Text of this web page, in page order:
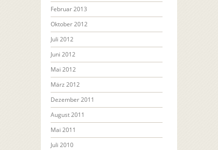
Februar 2013
Oktober 2012
Juli 2012
Juni 2012
Mai 2012
März 2012
Dezember 2011
August 2011
Mai 2011
Juli 2010